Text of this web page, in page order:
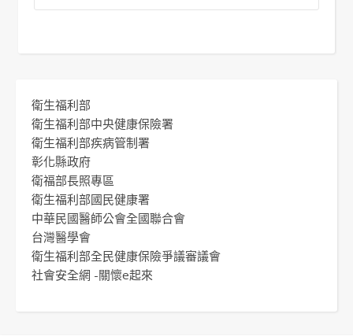
衛生福利部
衛生福利部中央健康保險署
衛生福利部疾病管制署
彰化縣政府
衛福部長照專區
衛生福利部國民健康署
中華民國醫師公會全國聯合會
台灣醫學會
衛生福利部全民健康保險爭議審議會
社會安全網 -關懷e起來